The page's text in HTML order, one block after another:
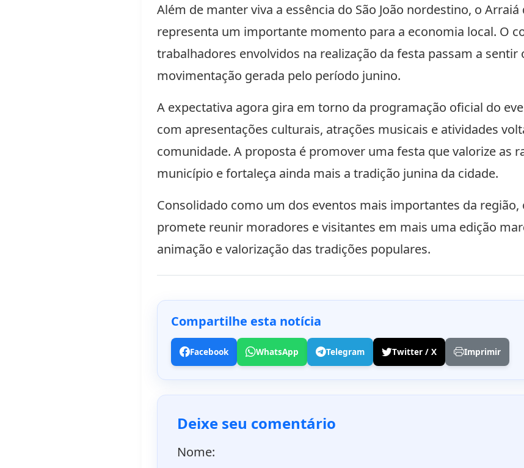
Além de manter viva a essência do São João nordestino, o
representa um importante momento para a economia local. O
trabalhadores envolvidos na realização da festa passam a
movimentação gerada pelo período junino.
A expectativa agora gira em torno da programação oficial do
com apresentações culturais, atrações musicais e atividades
comunidade. A proposta é promover uma festa que valorize as
município e fortaleça ainda mais a tradição junina da cidade.
Consolidado como um dos eventos mais importantes da
promete reunir moradores e visitantes em mais uma edição
animação e valorização das tradições populares.
Compartilhe esta notícia
Facebook WhatsApp Telegram Twitter / X Imprimir
Deixe seu comentário
Nome: